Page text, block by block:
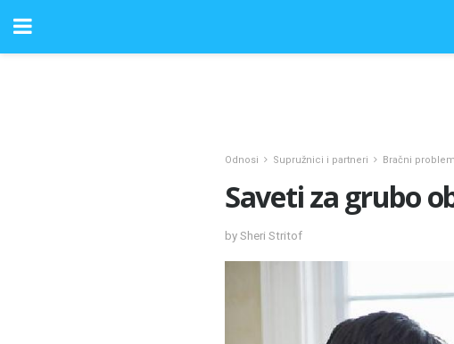
Odnosi Supružnici i partneri Bračni
Saveti za grubo
by Sheri Stritof